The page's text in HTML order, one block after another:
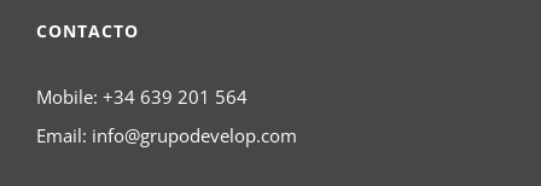
CONTACTO
Mobile: +34 639 201 564
Email: info@grupodevelop.com